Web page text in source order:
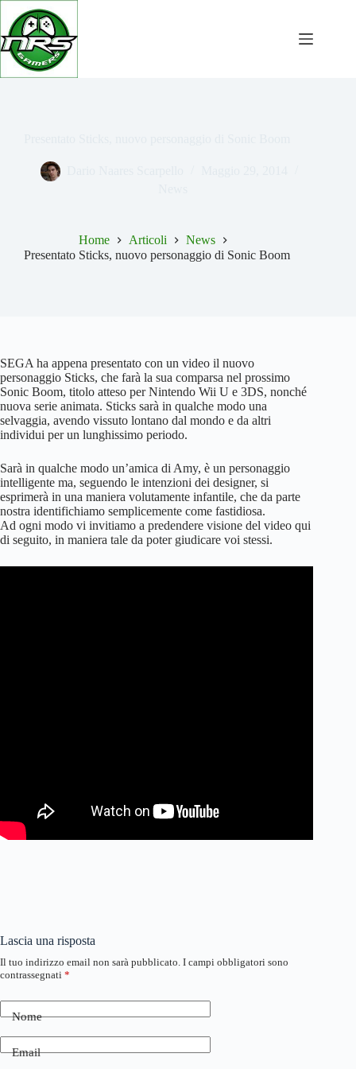
Salta
contenuto
Home Articoli
News
Presentato Sticks, nuovo personaggio di Sonic Boom
SEGA ha appena presentato con un video il nuovo
personaggio Sticks, che farà la sua comparsa nel prossimo
Sonic Boom, titolo atteso per Nintendo Wii U e 3DS, nonché
nuova serie animata. Sticks sarà in qualche modo una
selvaggia, avendo vissuto lontano dal mondo e da altri
individui per un lunghissimo periodo.
Sarà in qualche modo un’amica di Amy, è un personaggio
intelligente ma, seguendo le intenzioni dei designer, si
esprimerà in una maniera volutamente infantile, che da parte
nostra identifichiamo semplicemente come fastidiosa.
Ad ogni modo vi invitiamo a predendere visione del video qui
di seguito, in maniera tale da poter giudicare voi stessi.
Lascia una risposta
Il tuo indirizzo email non sarà pubblicato. I campi obbligatori sono
contrassegnati *
Nome
Email